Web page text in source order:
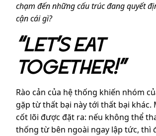
chạm đến những cấu trúc đang quyết
cận cái gì?
“LET’S EAT
TOGETHER!”
Rào cản của hệ thống khiến nhóm
gặp từ thất bại này tới thất bại khác.
cốt lõi được đặt ra: nếu không thể
thống từ bên ngoài ngay lập tức, thì